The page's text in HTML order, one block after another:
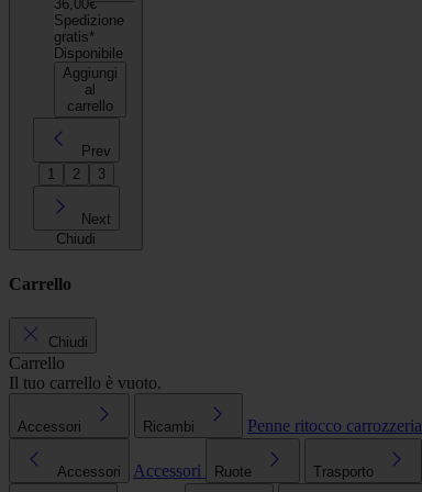
36,00€
Spedizione
gratis*
Disponibile
Aggiungi
al
carrello
Prev
1
2 3
Next
Chiudi
Carrello
Chiudi
Carrello
Il tuo carrello è vuoto.
Accessori Ricambi Penne ritocco carrozzeria
Accessori Accessori Ruote Trasporto